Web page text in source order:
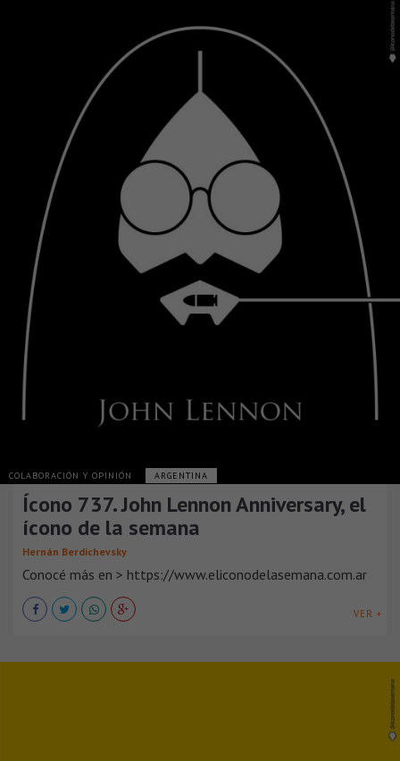
COLABORACIÓN Y OPINIÓN ARGENTINA
Ícono 737. John Lennon Anniversary, el
ícono de la semana
Hernán Berdichevsky
Conocé más en > https://www.eliconodelasemana.com.ar
VER +